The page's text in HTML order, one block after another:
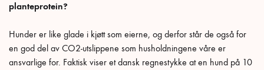
planteprotein?
Hunder er like glade i kjøtt som eierne, og derfor står de også for
en god del av CO2-utslippene som husholdningene våre er
ansvarlige for. Faktisk viser et dansk regnestykke at en hund på 10